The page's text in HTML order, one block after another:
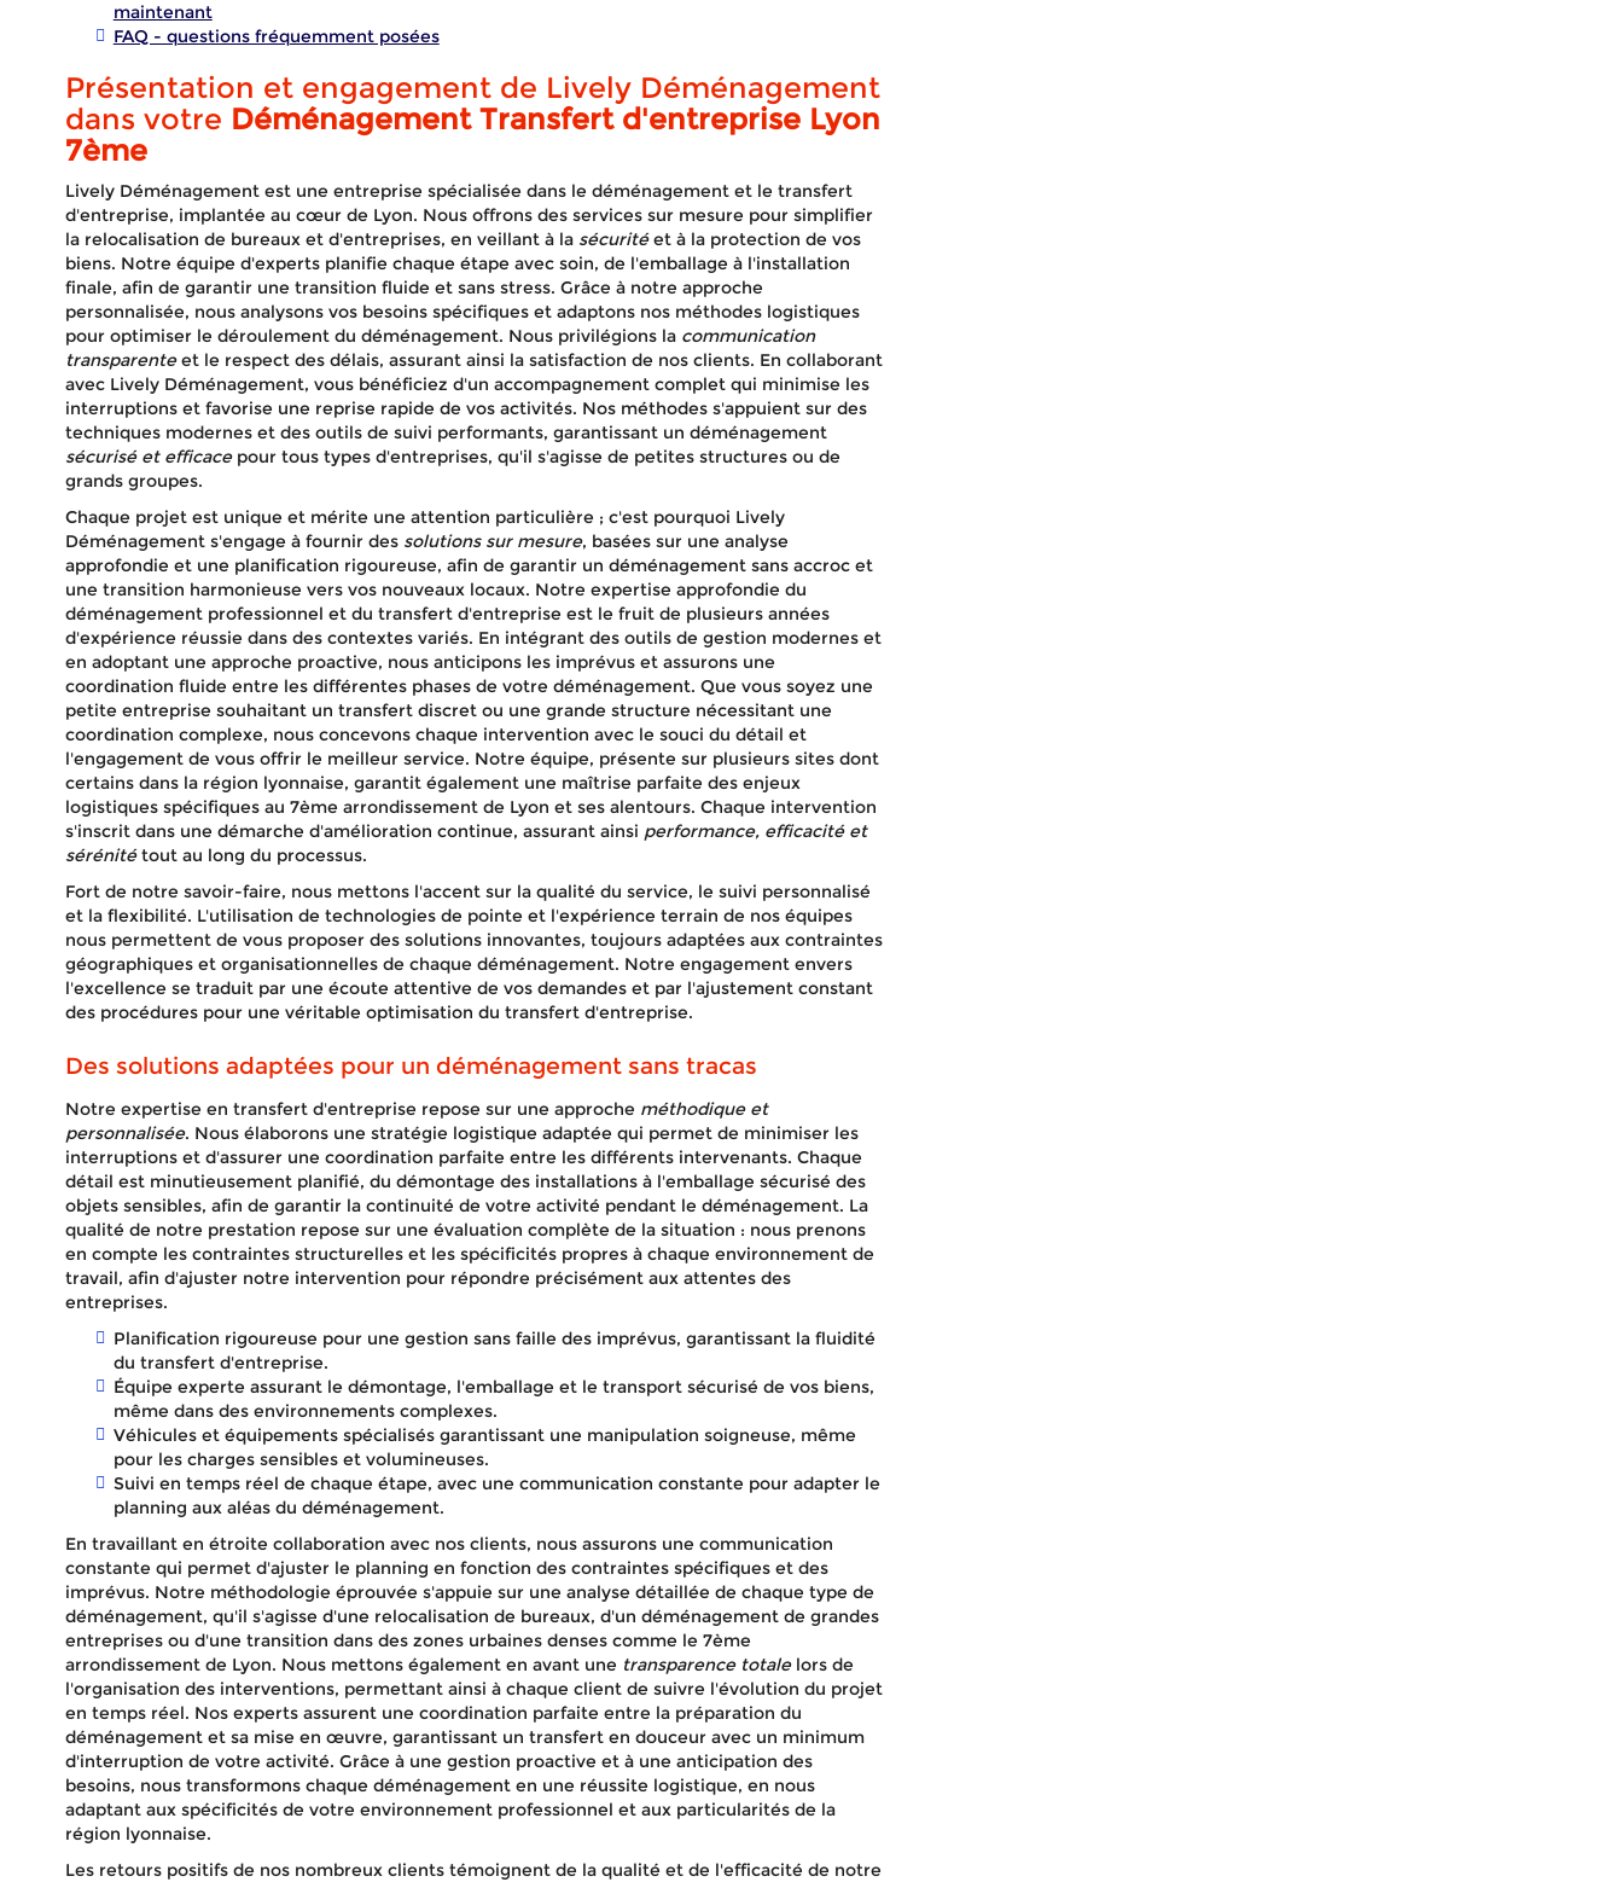
Déménagement Transfère
d'entreprise Lyon 7ème
APPELEZ-NOUS !
maintenant
FAQ - questions fréquemment posées
Présentation et engagement de Lively Déménagement
dans votre Déménagement Transfert d'entreprise Lyon
7ème
Lively Déménagement est une entreprise spécialisée dans le déménagement et le transfert
d'entreprise, implantée au cœur de Lyon. Nous offrons des services sur mesure pour simplifier
la relocalisation de bureaux et d'entreprises, en veillant à la sécuritéet à la protection de vos
biens. Notre équipe d'experts planifie chaque étape avec soin, de l'emballage à l'installation
finale, afin de garantir une transition fluide et sans stress. Grâce à notre approche
personnalisée, nous analysons vos besoins spécifiques et adaptons nos méthodes logistiques
pour optimiser le déroulement du déménagement. Nous privilégions la communication
transparenteet le respect des délais, assurant ainsi la satisfaction de nos clients. En collaborant
avec Lively Déménagement, vous bénéficiez d'un accompagnement complet qui minimise les
interruptions et favorise une reprise rapide de vos activités. Nos méthodes s'appuient sur des
techniques modernes et des outils de suivi performants, garantissant un déménagement
sécurisé et efficacepour tous types d'entreprises, qu'il s'agisse de petites structures ou de
grands groupes.
Chaque projet est unique et mérite une attention particulière ; c'est pourquoi Lively
Déménagement s'engage à fournir des solutions sur mesure, basées sur une analyse
approfondie et une planification rigoureuse, afin de garantir un déménagement sans accroc et
une transition harmonieuse vers vos nouveaux locaux. Notre expertise approfondie du
déménagement professionnel et du transfert d'entreprise est le fruit de plusieurs années
d'expérience réussie dans des contextes variés. En intégrant des outils de gestion modernes et
en adoptant une approche proactive, nous anticipons les imprévus et assurons une
coordination fluide entre les différentes phases de votre déménagement. Que vous soyez une
petite entreprise souhaitant un transfert discret ou une grande structure nécessitant une
coordination complexe, nous concevons chaque intervention avec le souci du détail et
l'engagement de vous offrir le meilleur service. Notre équipe, présente sur plusieurs sites dont
certains dans la région lyonnaise, garantit également une maîtrise parfaite des enjeux
logistiques spécifiques au 7ème arrondissement de Lyon et ses alentours. Chaque intervention
s'inscrit dans une démarche d'amélioration continue, assurant ainsi performance, efficacité et
sérénitétout au long du processus.
Fort de notre savoir-faire, nous mettons l'accent sur la qualité du service, le suivi personnalisé
et la flexibilité. L'utilisation de technologies de pointe et l'expérience terrain de nos équipes
nous permettent de vous proposer des solutions innovantes, toujours adaptées aux contraintes
géographiques et organisationnelles de chaque déménagement. Notre engagement envers
l'excellence se traduit par une écoute attentive de vos demandes et par l'ajustement constant
des procédures pour une véritable optimisation du transfert d'entreprise.
Des solutions adaptées pour un déménagement sans tracas
Notre expertise en transfert d'entreprise repose sur une approche méthodique et
personnalisée. Nous élaborons une stratégie logistique adaptée qui permet de minimiser les
interruptions et d'assurer une coordination parfaite entre les différents intervenants. Chaque
détail est minutieusement planifié, du démontage des installations à l'emballage sécurisé des
objets sensibles, afin de garantir la continuité de votre activité pendant le déménagement. La
qualité de notre prestation repose sur une évaluation complète de la situation : nous prenons
en compte les contraintes structurelles et les spécificités propres à chaque environnement de
travail, afin d'ajuster notre intervention pour répondre précisément aux attentes des
entreprises.
Planification rigoureuse pour une gestion sans faille des imprévus, garantissant la fluidité
du transfert d'entreprise.
Équipe experte assurant le démontage, l'emballage et le transport sécurisé de vos biens,
même dans des environnements complexes.
Véhicules et équipements spécialisés garantissant une manipulation soigneuse, même
pour les charges sensibles et volumineuses.
Suivi en temps réel de chaque étape, avec une communication constante pour adapter le
planning aux aléas du déménagement.
En travaillant en étroite collaboration avec nos clients, nous assurons une communication
constante qui permet d'ajuster le planning en fonction des contraintes spécifiques et des
imprévus. Notre méthodologie éprouvée s'appuie sur une analyse détaillée de chaque type de
déménagement, qu'il s'agisse d'une relocalisation de bureaux, d'un déménagement de grandes
entreprises ou d'une transition dans des zones urbaines denses comme le 7ème
arrondissement de Lyon. Nous mettons également en avant une transparence totalelors de
l'organisation des interventions, permettant ainsi à chaque client de suivre l'évolution du projet
en temps réel. Nos experts assurent une coordination parfaite entre la préparation du
déménagement et sa mise en œuvre, garantissant un transfert en douceur avec un minimum
d'interruption de votre activité. Grâce à une gestion proactive et à une anticipation des
besoins, nous transformons chaque déménagement en une réussite logistique, en nous
adaptant aux spécificités de votre environnement professionnel et aux particularités de la
région lyonnaise.
Les retours positifs de nos nombreux clients témoignent de la qualité et de l'efficacité de notre